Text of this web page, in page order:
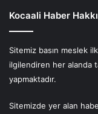
Kocaali Haber
Sitemiz basın meslek
ilgilendiren her alanda
yapmaktadır.
Sitemizde yer alan